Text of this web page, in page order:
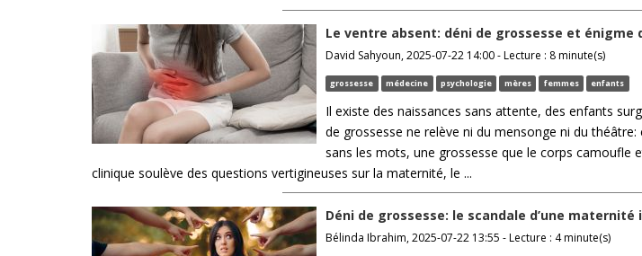
Le ventre absent: déni de grossesse et énigme
David Sahyoun, 2025-07-22 14:00 - Lecture : 8 minute(s)
grossesse médecine psychologie mères femmes enfants
Il existe des naissances sans attente, des enfants
de grossesse ne relève ni du mensonge ni du théâtre:
sans les mots, une grossesse que le corps camoufle
clinique soulève des questions vertigineuses sur la maternité, le ...
Déni de grossesse: le scandale d’une
Bélinda Ibrahim, 2025-07-22 13:55 - Lecture : 4 minute(s)